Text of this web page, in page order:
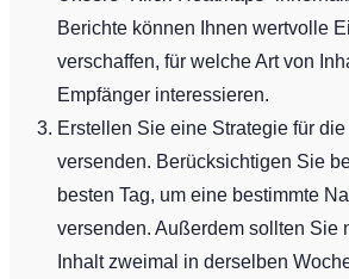
Berichte können Ihnen wertvolle
verschaffen, für welche Art von
Empfänger interessieren.
Erstellen Sie eine Strategie für
versenden. Berücksichtigen Sie
besten Tag, um eine bestimmte
versenden. Außerdem sollten Sie
Inhalt zweimal in derselben